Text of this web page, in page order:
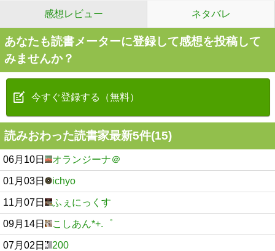
感想レビュー ネタバレ
あなたも読書メーターに登録して感想を投稿して
みませんか？
今すぐ登録する（無料）
読みおわった読書家最新5件(15)
06月10日 オランジーナ＠
01月03日 ichyo
11月07日 ふぇにっくす
09月14日 こしあん*+.゜
07月02日 200